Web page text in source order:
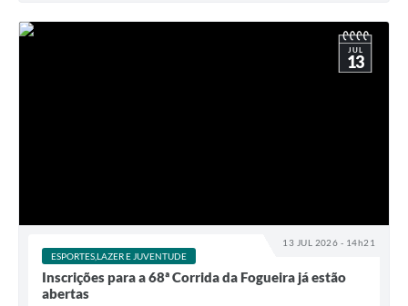
13 JUL 2026 - 14h21
JUL
13
ESPORTES,LAZER E JUVENTUDE
Inscrições para a 68ª Corrida da Fogueira já estão
abertas